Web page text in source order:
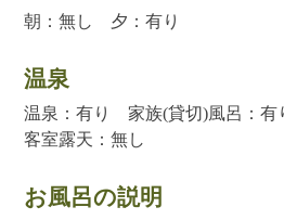
朝：無し 夕：有り
温泉
温泉：有り 家族(貸切)風呂：
客室露天：無し
お風呂の説明